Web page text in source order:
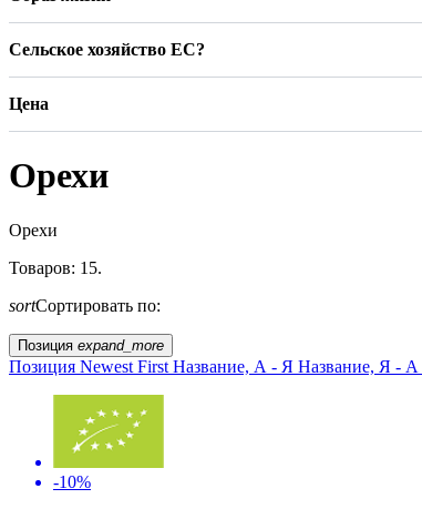
Сельское хозяйство ЕС?
Цена
Орехи
Орехи
Товаров: 15.
sortСортировать по:
Позиция expand_more
Позиция Newest First Название, А - Я Название, Я - А
-10%